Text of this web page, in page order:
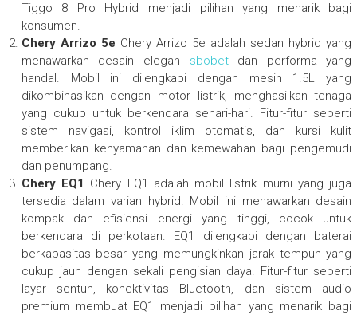
Tiggo 8 Pro Hybrid menjadi pilihan yang menarik bagi
konsumen.
Chery Arrizo 5e Chery Arrizo 5e adalah sedan hybrid yang
menawarkan desain elegan sbobetdan performa yang
handal. Mobil ini dilengkapi dengan mesin 1.5L yang
dikombinasikan dengan motor listrik, menghasilkan tenaga
yang cukup untuk berkendara sehari-hari. Fitur-fitur seperti
sistem navigasi, kontrol iklim otomatis, dan kursi kulit
memberikan kenyamanan dan kemewahan bagi pengemudi
dan penumpang.
Chery EQ1
Chery EQ1 adalah mobil listrik murni yang juga
tersedia dalam varian hybrid. Mobil ini menawarkan desain
kompak dan efisiensi energi yang tinggi, cocok untuk
berkendara di perkotaan. EQ1 dilengkapi dengan baterai
berkapasitas besar yang memungkinkan jarak tempuh yang
cukup jauh dengan sekali pengisian daya. Fitur-fitur seperti
layar sentuh, konektivitas Bluetooth, dan sistem audio
premium membuat EQ1 menjadi pilihan yang menarik bagi